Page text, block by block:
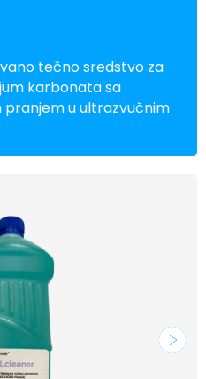
tečno sredstvo za
karbonata sa
u ultrazvučnim